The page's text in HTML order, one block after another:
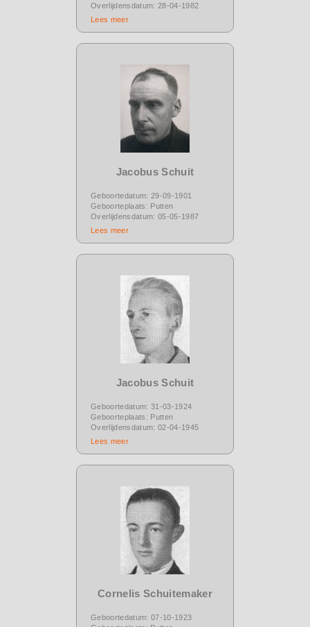
Overlijdensdatum: 28-04-1982
Lees meer
Jacobus Schuit
Geboortedatum: 29-09-1901
Geboorteplaats: Putten
Overlijdensdatum: 05-05-1987
Lees meer
Jacobus Schuit
Geboortedatum: 31-03-1924
Geboorteplaats: Putten
Overlijdensdatum: 02-04-1945
Lees meer
Cornelis Schuitemaker
Geboortedatum: 07-10-1923